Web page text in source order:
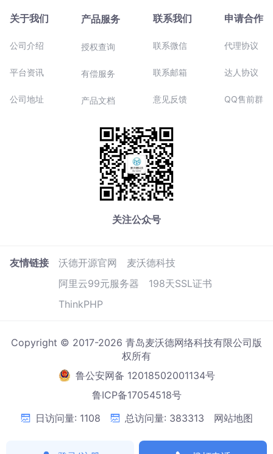
关于我们
公司介绍
平台资讯
公司地址
产品服务
授权查询
有偿服务
产品文档
联系我们
联系微信
联系邮箱
意见反馈
申请合作
代理协议
达人协议
QQ售前群
关注公众号
友情链接 沃德开源官网
麦沃德科技
阿里云99元服务器
198天SSL证书
ThinkPHP
Copyright © 2017-2026 青岛麦沃德网络科技有限公司版
权所有
鲁公安网备 12018502001134号
鲁ICP备17054518号
日访问量: 1108
总访问量: 383313 网站地图